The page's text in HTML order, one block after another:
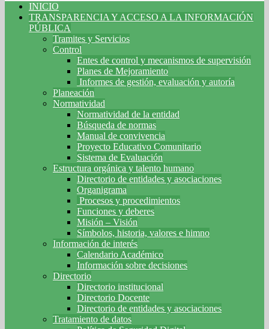
INICIO
TRANSPARENCIA Y ACCESO A LA INFORMACIÓN
PÚBLICA
Tramites y Servicios
Control
Entes de control y mecanismos de supervisión
Planes de Mejoramiento
Informes de gestión, evaluación y autoría
Planeación
Normatividad
Normatividad de la entidad
Búsqueda de normas
Manual de convivencia
Proyecto Educativo Comunitario
Sistema de Evaluación
Estructura orgánica y talento humano
Directorio de entidades y asociaciones
Organigrama
Procesos y procedimientos
Funciones y deberes
Misión – Visión
Símbolos, historia, valores e himno
Información de interés
Calendario Académico
Información sobre decisiones
Directorio
Directorio institucional
Directorio Docente
Directorio de entidades y asociaciones
Tratamiento de datos